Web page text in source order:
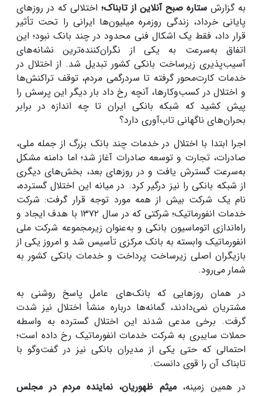
به گزارش ستاره صبح آنلاین از تابناک؛ اختلالی که در روزهای
پایانی خرداد، زندگی روزمره میلیون‌ها ایرانی را تحت تأثیر
قرار داد، فقط یک اشکال فنی محدود در چند بانک نبود؛ این
اتفاق به‌سرعت به یکی از نگران‌کننده‌ترین نشانه‌های
آسیب‌پذیری زیرساخت بانکی کشور تبدیل شد. از اختلال در
خدمات کارت‌محور گرفته تا سردرگمی مردم، توقف تراکنش‌ها
و اختلال در کسب‌وکارها، آنچه رخ داد بار دیگر این پرسش را
پیش کشید که شبکه بانکی ایران تا چه اندازه در برابر
بحران‌های ناگهانی تاب‌آوری دارد؟
اجرا ابتدا با اختلال در خدمات چند بانک بزرگ از جمله ملی،
صادرات، تجارت و توسعه صادرات آغاز شد؛ اما دامنه مشکل
به‌سرعت گسترش یافت و در روزهای بعد، بخش‌های دیگری
از شبکه بانکی را نیز درگیر کرد. در میانه این اختلال گسترده،
نام یک شرکت بیش از همه مورد توجه قرار گرفت: شرکت
خدمات انفورماتیک؛ شرکتی که در سال ۱۳۷۲ با هدف ایجاد و
راه‌اندازی اتوماسیون بانکی و به‌عنوان زیرمجموعه شرکت ملی
انفورماتیک وابسته به بانک مرکزی تأسیس شد و امروز یکی از
بازیگران اصلی زیرساخت پرداخت و خدمات بانکی کشور به
شمار می‌رود.
در همان روزهایی که بانک‌های عامل پاسخ روشنی به
مشتریان نمی‌دادند، گمانه‌ها درباره منشأ اختلال نیز شدت
گرفت. برخی مدعی شدند این اختلال گسترده به واسطه
حملات سایبری به شرکت خدمات انفورماتیک رخ داده است؛
احتمالی که حتی یکی از مدیران بانکی نیز در گفت‌وگو با
تابناک آن را قوی دانست.
در همین زمینه،میثم ظهوریان، نماینده مردم در مجلس